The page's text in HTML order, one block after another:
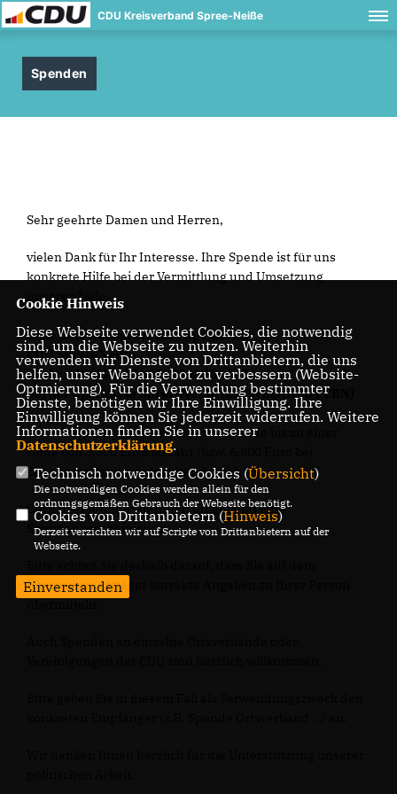
CDU Kreisverband Spree-Neiße
Spenden
Sehr geehrte Damen und Herren,
vielen Dank für Ihr Interesse. Ihre Spende ist für uns
konkrete Hilfe bei der Vermittlung und Umsetzung
unserer Ziele.
Bitte überweisen Sie Ihre Spende an:
CDU Spree-Neiße
IBAN: DE95 1805 0000 3302 1068 65
bei der Sparkasse Spree-Neiße (BIC WELADED1 CBN)
Als Privatperson können Sie Ihre Spende bis zu einer
Höhe von 3.300 Euro im Jahr (bzw. 6.600 Euro bei
Ehepaaren) steuerlich geltend machen.
Gern übersenden wir Ihnen umgehend eine
Spendenbescheinigung
Überweisungsträger korrekte Angaben zu Ihrer Person
Cookie Hinweis
Diese Webseite verwendet Cookies, die notwendig
sind, um die Webseite zu nutzen. Weiterhin
verwenden wir Dienste von Drittanbietern, die uns
helfen, unser Webangebot zu verbessern (Website-
Optmierung). Für die Verwendung bestimmter
Dienste, benötigen wir Ihre Einwilligung. Ihre
Einwilligung können Sie jederzeit widerrufen. Weitere
Informationen finden Sie in unserer
Datenschutzerklärung.
Technisch notwendige Cookies (Übersicht)
Die notwendigen Cookies werden allein für den
ordnungsgemäßen Gebrauch der Webseite benötigt.
Cookies von Drittanbietern (Hinweis)
Derzeit verzichten wir auf Scripte von Drittanbietern auf der
Webseite.
Einverstanden